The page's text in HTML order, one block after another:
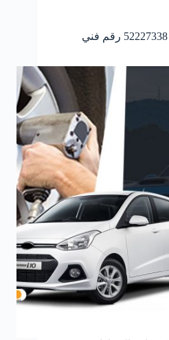
خدمة كهرباء السيارات كبد 52227338 رقم فني